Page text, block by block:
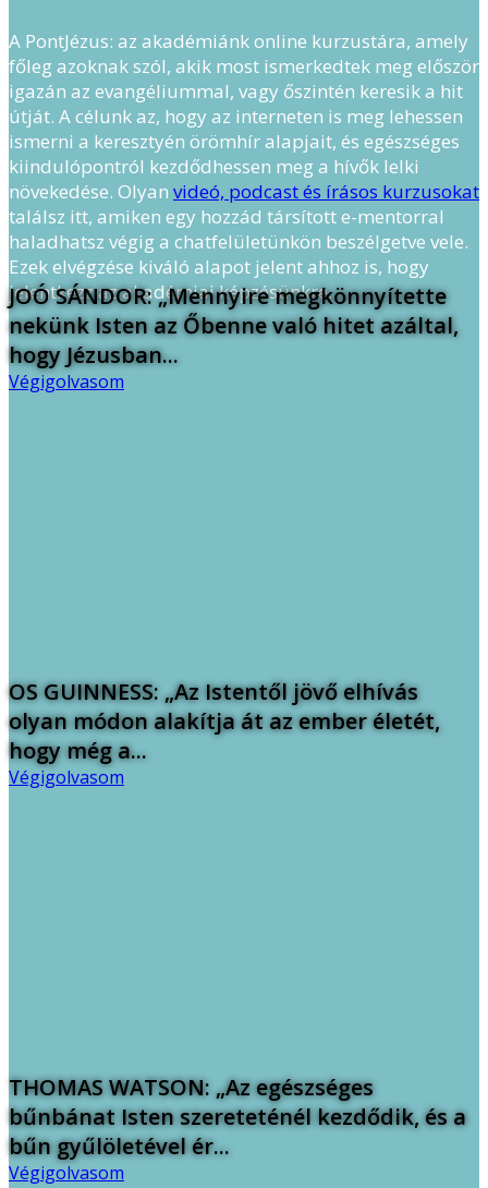
A PontJézus: az akadémiánk online kurzustára, amely
főleg azoknak szól, akik most ismerkedtek meg először
igazán az evangéliummal, vagy őszintén keresik a hit
útját. A célunk az, hogy az interneten is meg lehessen
ismerni a keresztyén örömhír alapjait, és egészséges
kiindulópontról kezdődhessen meg a hívők lelki
növekedése. Olyan videó, podcast és írásos kurzusokat
találsz itt, amiken egy hozzád társított e-mentorral
haladhatsz végig a chatfelületünkön beszélgetve vele.
Ezek elvégzése kiváló alapot jelent ahhoz is, hogy
jelentkezz az akadémiai képzésünkre.
JOÓ SÁNDOR: „Mennyire megkönnyítette
nekünk Isten az Őbenne való hitet azáltal,
hogy Jézusban...
Végigolvasom
OS GUINNESS: „Az Istentől jövő elhívás
olyan módon alakítja át az ember életét,
hogy még a...
Végigolvasom
THOMAS WATSON: „Az egészséges
bűnbánat Isten szereteténél kezdődik, és a
bűn gyűlöletével ér...
Végigolvasom